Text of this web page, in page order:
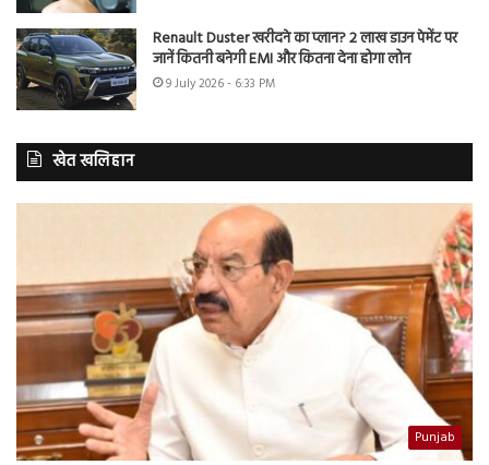
Renault Duster खरीदने का प्लान? 2 लाख डाउन पेमेंट पर
जानें कितनी बनेगी EMI और कितना देना होगा लोन
9 July 2026 - 6:33 PM
खेत खलिहान
Punjab